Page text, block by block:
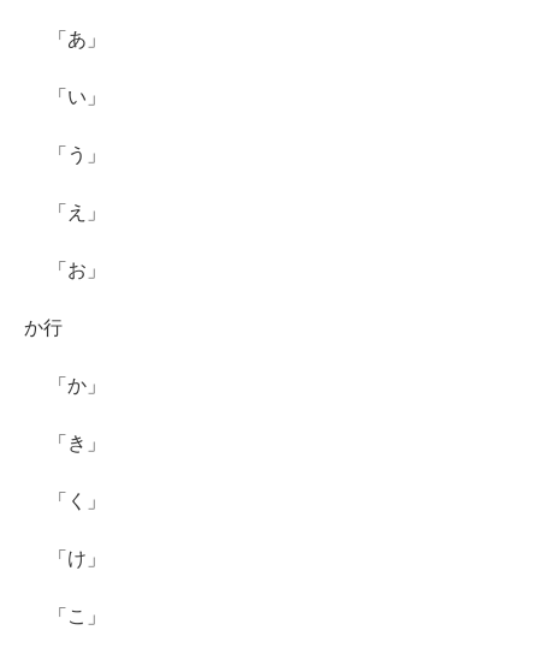
「あ」
「い」
「う」
「え」
「お」
か行
「か」
「き」
「く」
「け」
「こ」